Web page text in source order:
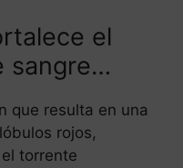
el
sangre…
que resulta en una
rojos,
torrente